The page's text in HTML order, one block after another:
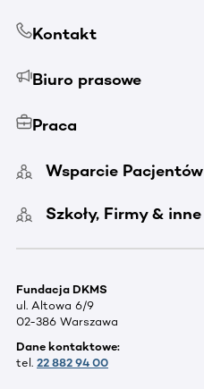
Kontakt
Biuro prasowe
Praca
Wsparcie Pacjentów
Szkoły, Firmy & inne
Fundacja DKMS
ul. Altowa 6/9
02-386 Warszawa
Dane kontaktowe:
tel. 22 882 94 00